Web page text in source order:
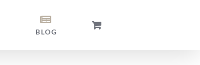
BLOG